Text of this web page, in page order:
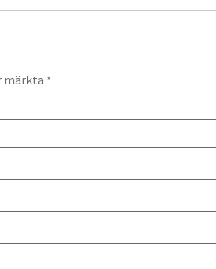
märkta *